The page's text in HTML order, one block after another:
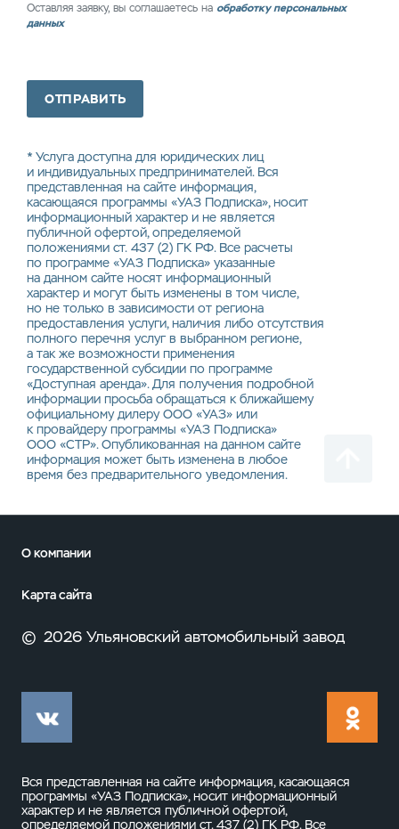
Оставляя заявку, вы соглашаетесь на обработку персональных
данных
ОТПРАВИТЬ
* Услуга доступна для юридических лиц
и индивидуальных предпринимателей. Вся
представленная на сайте информация,
касающаяся программы «УАЗ Подписка», носит
информационный характер и не является
публичной офертой, определяемой
положениями ст. 437 (2) ГК РФ. Все расчеты
по программе «УАЗ Подписка» указанные
на данном сайте носят информационный
характер и могут быть изменены в том числе,
но не только в зависимости от региона
предоставления услуги, наличия либо отсутствия
полного перечня услуг в выбранном регионе,
а так же возможности применения
государственной субсидии по программе
«Доступная аренда». Для получения подробной
информации просьба обращаться к ближайшему
официальному дилеру ООО «УАЗ» или
к провайдеру программы «УАЗ Подписка»
ООО «СТР». Опубликованная на данном сайте
информация может быть изменена в любое
время без предварительного уведомления.
О компании
Карта сайта
© 2026 Ульяновский автомобильный завод
Вся представленная на сайте информация, касающаяся
программы «УАЗ Подписка», носит информационный
характер и не является публичной офертой,
определяемой положениями ст. 437 (2) ГК РФ. Все